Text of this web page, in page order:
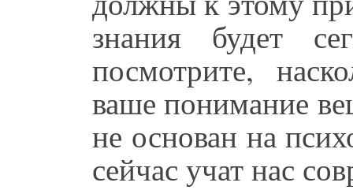
знания будет
посмотрите,
ваше понимание
не основан на
сейчас учат нас